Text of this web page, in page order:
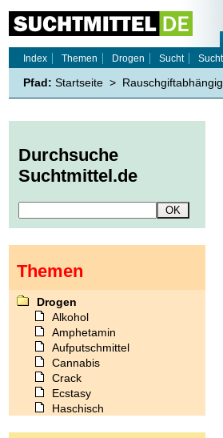
Index
Themen Drogen Sucht
Pfad: Startseite >
Durchsuche
Suchtmittel.de
Themen
Drogen
Alkohol
Amphetamin
Aufputschmittel
Cannabis
Crack
Ecstasy
Haschisch